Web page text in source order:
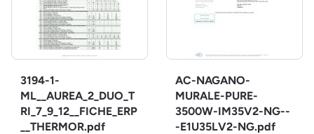
3194-1-
ML__AUREA_2_DUO_T
RI_7_9_12__FICHE_ERP
__THERMOR.pdf
AC-NAGANO-
MURALE-PURE-
3500W-IM35V2-NG--
-E1U35LV2-NG.pdf